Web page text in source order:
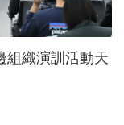
組織演訓活動天